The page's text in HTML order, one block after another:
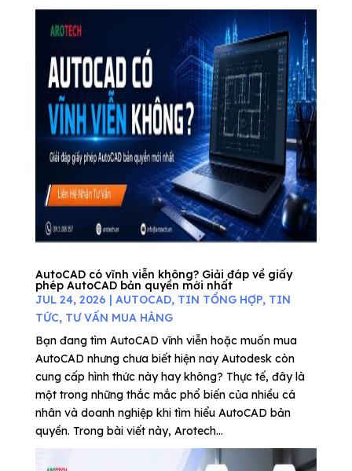
AutoCAD có vĩnh viễn không? Giải đáp về giấy
phép AutoCAD bản quyền mới nhất
JUL 24, 2026 | AUTOCAD, TIN TỔNG HỢP, TIN
TỨC, TƯ VẤN MUA HÀNG
Bạn đang tìm AutoCAD vĩnh viễn hoặc muốn mua
AutoCAD nhưng chưa biết hiện nay Autodesk còn
cung cấp hình thức này hay không? Thực tế, đây là
một trong những thắc mắc phổ biến của nhiều cá
nhân và doanh nghiệp khi tìm hiểu AutoCAD bản
quyền. Trong bài viết này, Arotech...